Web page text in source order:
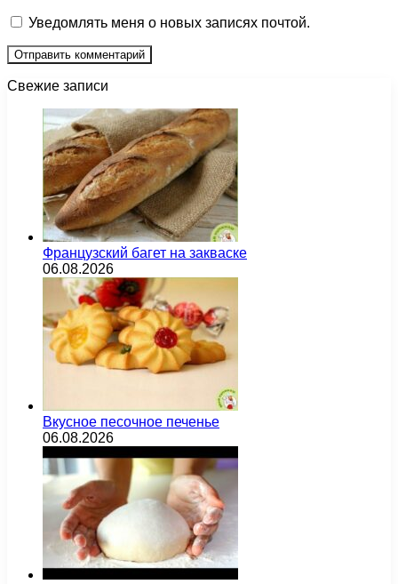
Уведомлять меня о новых записях почтой.
Свежие записи
Французский багет на закваске
06.08.2026
Вкусное песочное печенье
06.08.2026